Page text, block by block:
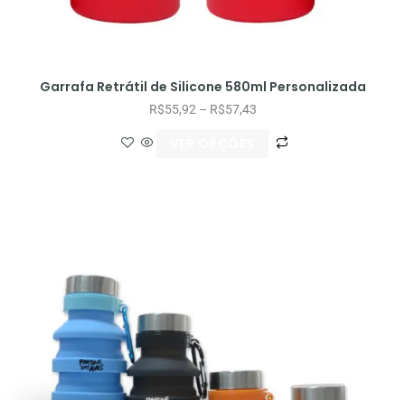
Garrafa Retrátil de Silicone 580ml Personalizada
R$55,92 – R$57,43